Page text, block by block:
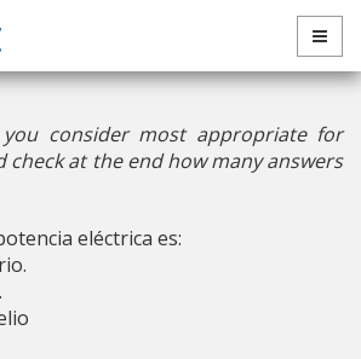
consider most appropriate for
check at the end how many answers
eléctrica es: